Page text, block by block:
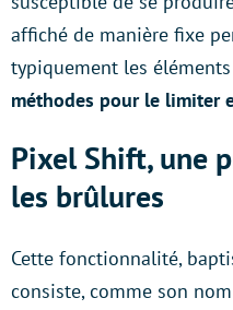
affiché de manière fixe
typiquement les éléments
méthodes pour le limiter
Pixel Shift, une
les brûlures
Cette fonctionnalité,
consiste, comme son